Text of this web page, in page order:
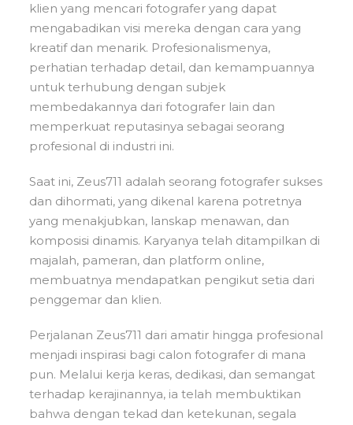
klien yang mencari fotografer yang dapat
mengabadikan visi mereka dengan cara yang
kreatif dan menarik. Profesionalismenya,
perhatian terhadap detail, dan kemampuannya
untuk terhubung dengan subjek
membedakannya dari fotografer lain dan
memperkuat reputasinya sebagai seorang
profesional di industri ini.
Saat ini, Zeus711 adalah seorang fotografer sukses
dan dihormati, yang dikenal karena potretnya
yang menakjubkan, lanskap menawan, dan
komposisi dinamis. Karyanya telah ditampilkan di
majalah, pameran, dan platform online,
membuatnya mendapatkan pengikut setia dari
penggemar dan klien.
Perjalanan Zeus711 dari amatir hingga profesional
menjadi inspirasi bagi calon fotografer di mana
pun. Melalui kerja keras, dedikasi, dan semangat
terhadap kerajinannya, ia telah membuktikan
bahwa dengan tekad dan ketekunan, segala